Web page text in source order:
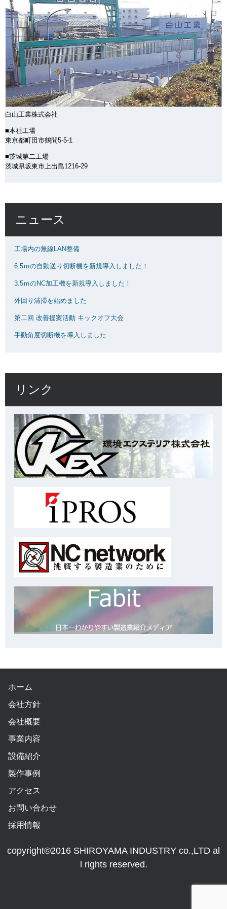
白山工業株式会社
■本社工場
東京都町田市鶴間5-5-1
■茨城第二工場
茨城県坂東市上出島1216-29
ニュース
工場内の無線LAN整備
6.5ｍの自動送り切断機を新規導入しました！
3.5ｍのNC加工機を新規導入しました！
外回り清掃を始めました
第二回 改善提案活動 キックオフ大会
手動角度切断機を導入しました
リンク
ホーム
会社方針
会社概要
事業内容
設備紹介
製作事例
アクセス
お問い合わせ
採用情報
copyright©2016 SHIROYAMA INDUSTRY co.,LTD al
l rights reserved.